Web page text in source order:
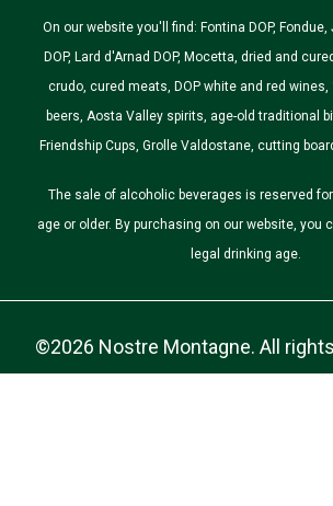
On our website you'll find: Fontina DOP,
DOP, Lard d'Arnad DOP, Mocetta, dried and
crudo, cured meats, DOP white and red
beers, Aosta Valley spirits, age-old traditional
Friendship Cups, Grolle Valdostane, cutting
The sale of alcoholic beverages is reserved
age or older. By purchasing on our website, you
legal drinking age.
©2026 Nostre Montagne. All